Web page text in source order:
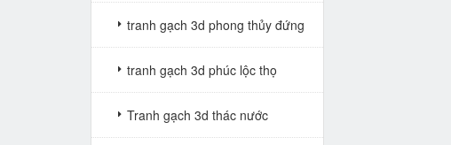
tranh gạch 3d phong thủy đứng
tranh gạch 3d phúc lộc thọ
Tranh gạch 3d thác nước